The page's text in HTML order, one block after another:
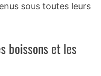
sous toutes leurs
boissons et les